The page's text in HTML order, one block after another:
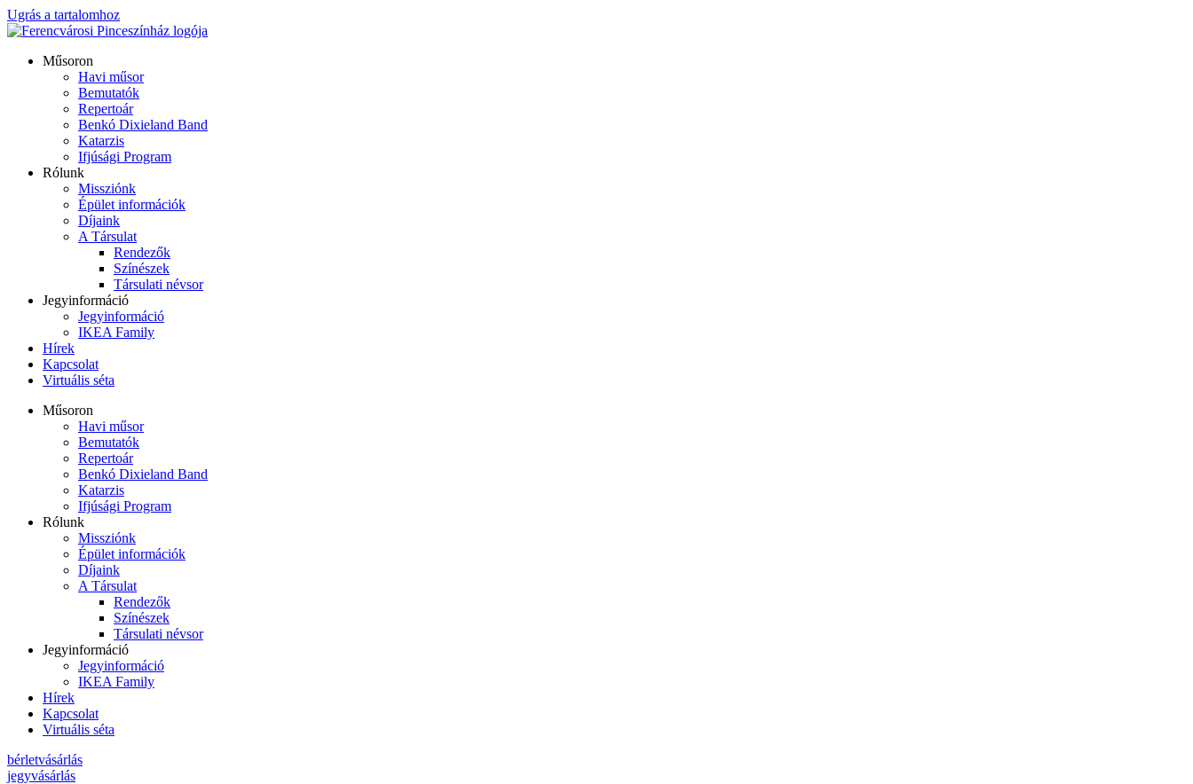
Ugrás a tartalomhoz
Műsoron
Havi műsor
Bemutatók
Repertoár
Benkó Dixieland Band
Katarzis
Ifjúsági Program
Rólunk
Missziónk
Épület információk
Díjaink
A Társulat
Rendezők
Színészek
Társulati névsor
Jegyinformáció
Jegyinformáció
IKEA Family
Hírek
Kapcsolat
Virtuális séta
Műsoron
Havi műsor
Bemutatók
Repertoár
Benkó Dixieland Band
Katarzis
Ifjúsági Program
Rólunk
Missziónk
Épület információk
Díjaink
A Társulat
Rendezők
Színészek
Társulati névsor
Jegyinformáció
Jegyinformáció
IKEA Family
Hírek
Kapcsolat
Virtuális séta
bérletvásárlás
jegyvásárlás